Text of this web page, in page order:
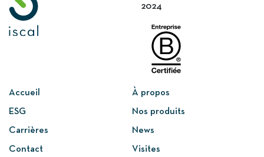
Accueil À propos
ESG Nos produits
Carrières News
Contact Visites
2024